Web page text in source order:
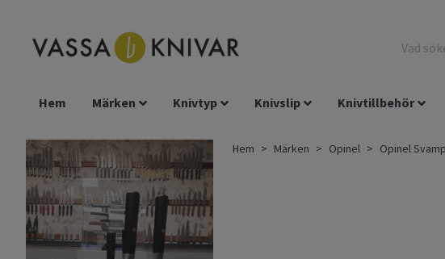
Hem Märken Knivtyp Knivslip Knivtillbehör
Hem Märken Opinel Opinel